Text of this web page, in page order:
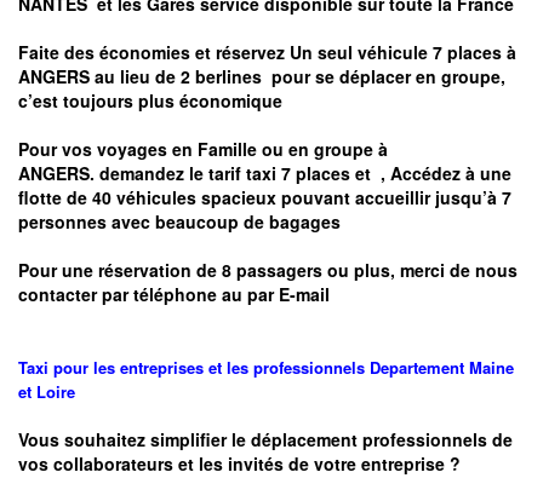
Faite des économies et réservez Un seul véhicule 7 places à
ANGERS au lieu de 2 berlines pour se déplacer en groupe,
c’est toujours plus économique
Pour vos voyages en Famille ou en groupe à
ANGERS. demandez le tarif taxi 7 places et , Accédez à une
flotte de 40 véhicules spacieux pouvant accueillir jusqu’à 7
personnes avec beaucoup de bagages
Pour une réservation de 8 passagers ou plus, merci de nous
contacter par téléphone au par E-mail
Taxi pour les entreprises et les professionnels Departement Maine
et Loire
Vous souhaitez simplifier le déplacement professionnels de
vos collaborateurs et les invités de votre entreprise ?